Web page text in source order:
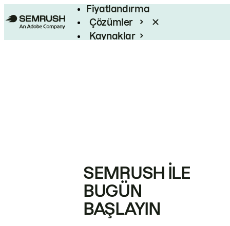
Fiyatlandırma
Çözümler
Kaynaklar
SEMRUSH ILE
BUGÜN
BAŞLAYIN